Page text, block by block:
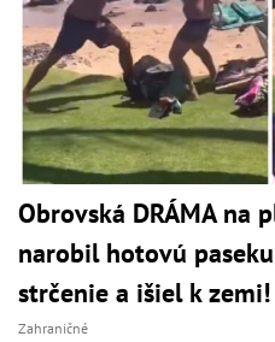
Obrovská DRÁMA na
narobil hotovú
strčenie a išiel k zemi!
Zahraničné